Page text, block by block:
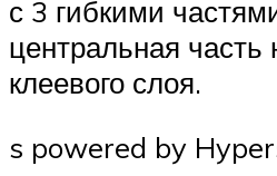
с 3 гибкими
центральная часть
клеевого слоя.
s powered by